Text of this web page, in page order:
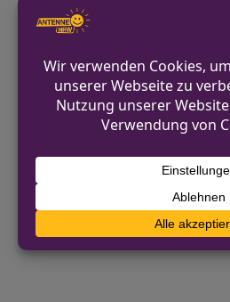
Nach der Eröffnung des
Justizvollzugsanstalt
überführt.
VORHERIGER BEITRAG
Morsbach: Exhibitionist
Kellerfeuer in Dortmund-